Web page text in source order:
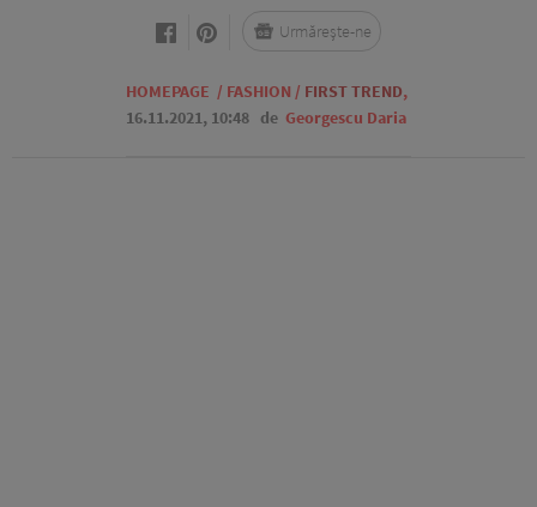
HOMEPAGE / FASHION / FIRST TREND,
16.11.2021, 10:48 de Georgescu Daria
Urmărește-ne